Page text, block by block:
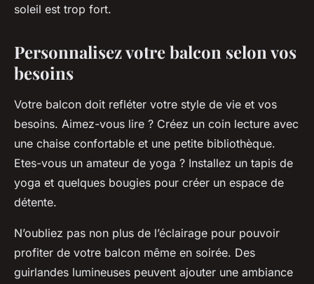
soleil est trop fort.
Personnalisez votre balcon selon vos
besoins
Votre balcon doit refléter votre style de vie et vos
besoins. Aimez-vous lire ? Créez un coin lecture avec
une chaise confortable et une petite bibliothèque.
Etes-vous un amateur de yoga ? Installez un tapis de
yoga et quelques bougies pour créer un espace de
détente.
N’oubliez pas non plus de l’éclairage pour pouvoir
profiter de votre balcon même en soirée. Des
guirlandes lumineuses peuvent ajouter une ambiance